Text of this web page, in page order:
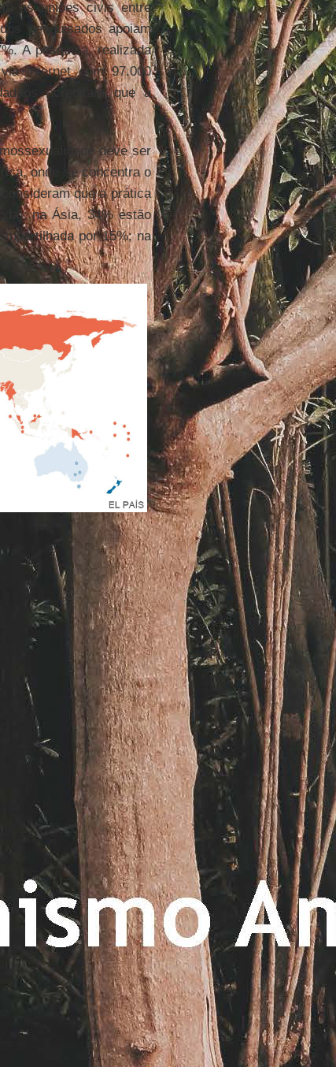
as uniões civis entre
pesquisados apoiam
A pesquisa, realizada
internet com 97.000
acreditam que a
deve ser
onde se concentra o
que a prática
na Ásia, 34% estão
por 15%; na